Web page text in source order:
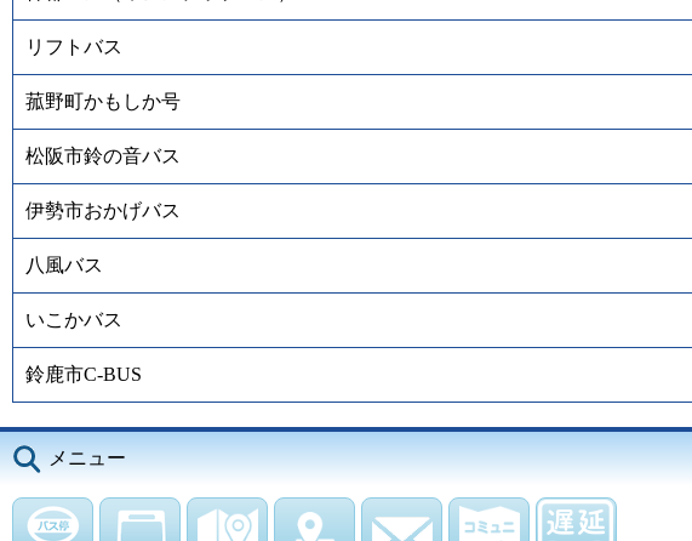
リフトバス
菰野町かもしか号
松阪市鈴の音バス
伊勢市おかげバス
八風バス
いこかバス
鈴鹿市C-BUS
メニュー